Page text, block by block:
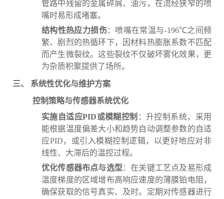
管路中残留的金属碎屑、油污，在流经狭窄的喷
嘴时易形成堵塞。
结构性热应力损伤：喷嘴在常温与-196℃之间频
繁、剧烈的热循环下，因材料热膨胀系数不匹配
而产生微裂纹。这些裂纹不仅破坏雾化效果，更
为杂质积聚提供了场所。
三、 系统性优化与维护方案
控制策略与传感器系统优化
实施自适应PID或模糊控制 ：升控制系统，采用
能根据温度偏差大小和趋势自动调整参数的自适
应PID，或引入模糊控制逻辑，以更好地应对非
线性、大滞后的温控过程。
优化传感器布点与选型 ：在关键工艺点及易形成
温度梯度的区域增布高响应速度的薄膜铂电阻，
确保获取的信号真实、及时。定期对传感器进行